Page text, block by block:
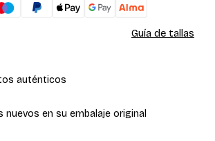
Guía de tallas
auténticos
nuevos en su embalaje original